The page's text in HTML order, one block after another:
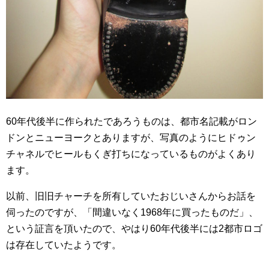
60年代後半に作られたであろうものは、都市名記載がロン
ドンとニューヨークとありますが、写真のようにヒドゥン
チャネルでヒールもくぎ打ちになっているものがよくあり
ます。
以前、旧旧チャーチを所有していたおじいさんからお話を
伺ったのですが、「間違いなく1968年に買ったものだ」、
という証言を頂いたので、やはり60年代後半には2都市ロゴ
は存在していたようです。